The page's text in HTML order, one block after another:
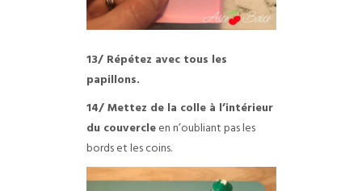
13/ Répétez avec tous les
papillons.
14/ Mettez de la colle à l’intérieur
du couvercleen n’oubliant pas les
bords et les coins.